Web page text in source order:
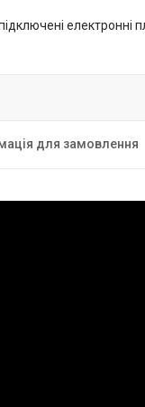
для замовлення